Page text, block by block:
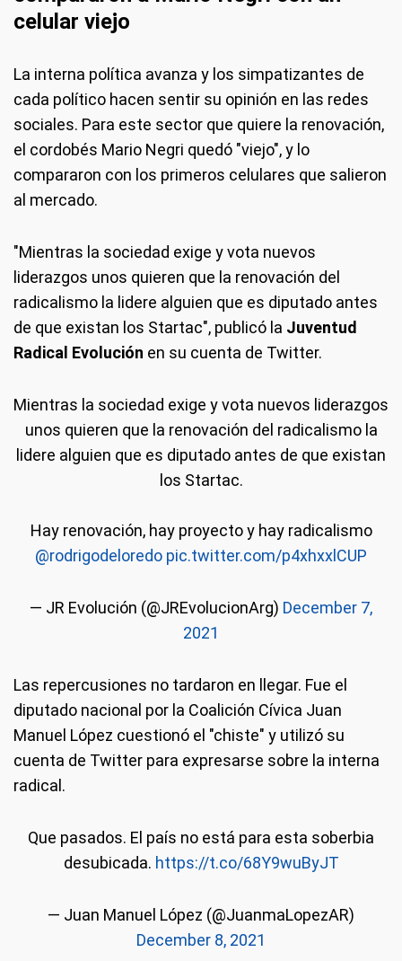
celular viejo
La interna política avanza y los simpatizantes de
cada político hacen sentir su opinión en las redes
sociales. Para este sector que quiere la renovación,
el cordobés Mario Negri quedó "viejo", y lo
compararon con los primeros celulares que salieron
al mercado.
"Mientras la sociedad exige y vota nuevos
liderazgos unos quieren que la renovación del
radicalismo la lidere alguien que es diputado antes
de que existan los Startac", publicó la Juventud
Radical Evolución en su cuenta de Twitter.
Mientras la sociedad exige y vota nuevos liderazgos
unos quieren que la renovación del radicalismo la
lidere alguien que es diputado antes de que existan
los Startac.
Hay renovación, hay proyecto y hay radicalismo
@rodrigodeloredo pic.twitter.com/p4xhxxlCUP
— JR Evolución (@JREvolucionArg) December 7,
2021
Las repercusiones no tardaron en llegar. Fue el
diputado nacional por la Coalición Cívica Juan
Manuel López cuestionó el "chiste" y utilizó su
cuenta de Twitter para expresarse sobre la interna
radical.
Que pasados. El país no está para esta soberbia
desubicada. https://t.co/68Y9wuByJT
— Juan Manuel López (@JuanmaLopezAR)
December 8, 2021